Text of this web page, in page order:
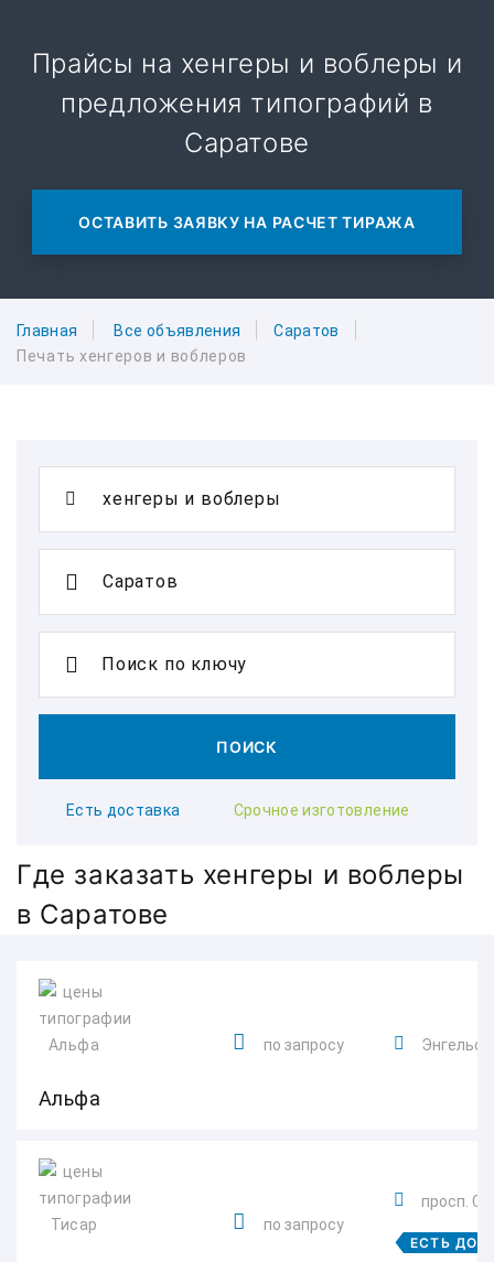
Прайсы на хенгеры и воблеры и
предложения типографий в
Саратове
ОСТАВИТЬ ЗАЯВКУ НА РАСЧЕТ ТИРАЖА
Главная Все объявления
Саратов
Печать хенгеров и воблеров
Поиск по ключу
ПОИСК
Есть доставка Срочное изготовление
Где заказать хенгеры и воблеры
в Саратове
Альфа
по запросу Энгельс,
по запросу
просп.
ЕСТЬ